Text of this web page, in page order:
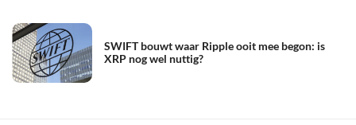
SWIFT bouwt waar Ripple ooit mee begon: is
XRP nog wel nuttig?